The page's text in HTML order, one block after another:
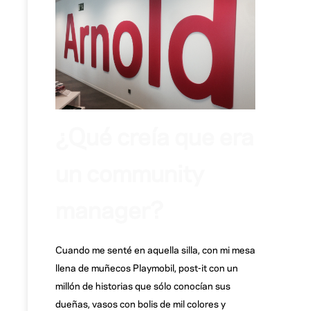
Cuando me senté en aquella silla, con mi mesa
llena de muñecos Playmobil, post-it con un
millón de historias que sólo conocían sus
dueñas, vasos con bolis de mil colores y